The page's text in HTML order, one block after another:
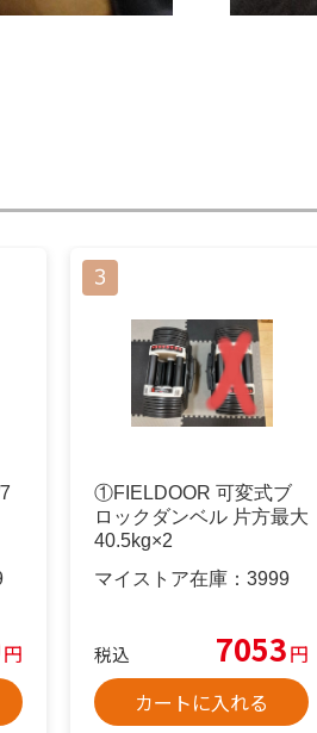
円
①FIELDOOR 可変式ブ
ロックダンベル 片方最大
40.5kg×2
マイストア在庫： 3999
税込 7053円
カートに入れる